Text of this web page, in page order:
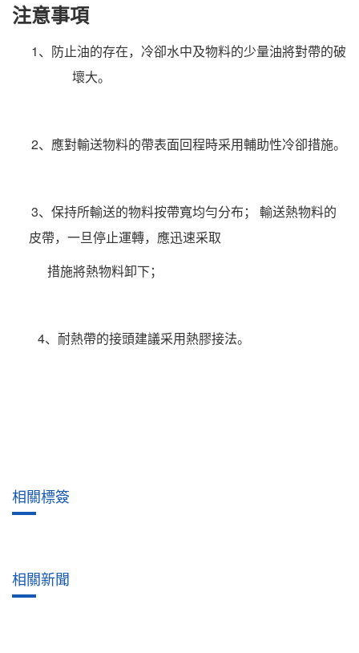
注意事項
1、防止油的存在，冷卻水中及物料的少量油將對帶的破
壞大。
2、應對輸送物料的帶表面回程時采用輔助性冷卻措施。
3、保持所輸送的物料按帶寬均勻分布； 輸送熱物料的
皮帶，一旦停止運轉，應迅速采取
措施將熱物料卸下；
4、耐熱帶的接頭建議采用熱膠接法。
相關標簽
相關新聞